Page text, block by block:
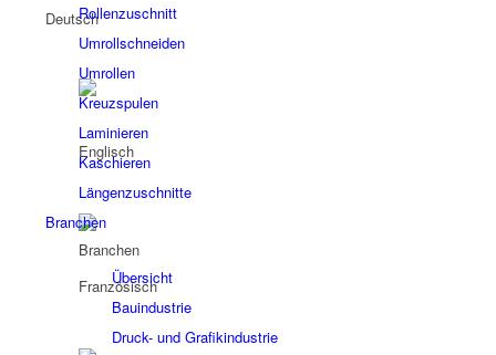
Rollenzuschnitt
Umrollschneiden
Umrollen
Kreuzspulen
Laminieren
Kaschieren
Längenzuschnitte
Branchen
Branchen
Übersicht
Bauindustrie
Druck- und Grafikindustrie